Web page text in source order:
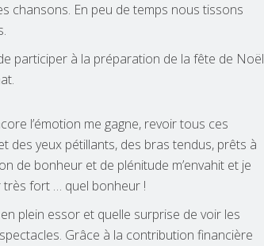
chansons. En peu de temps nous tissons
participer à la préparation de la fête de Noël
l’émotion me gagne, revoir tous ces
des yeux pétillants, des bras tendus, prêts à
de bonheur et de plénitude m’envahit et je
très fort … quel bonheur !
plein essor et quelle surprise de voir les
Grâce à la contribution financière